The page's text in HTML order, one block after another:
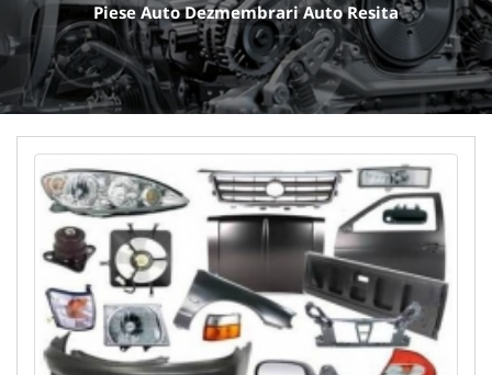
Piese Auto Dezmembrari Auto Resita